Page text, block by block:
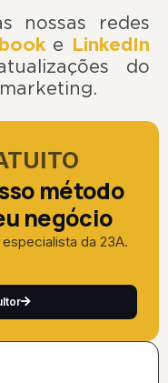
nossas redes
e LinkedIn
do
método
negócio
da 23A.